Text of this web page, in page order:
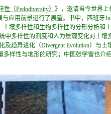
性（Pedodiversity） 》，邀请当今世界上
用前景进行了展望。书中，西班牙
土壤多样性和生物多样性的分形分析和
中多样性的测度和人为景观变化对土
化及趋异进化（Divergent Evolution）与
多样性与地形的研究；中国张学雷也